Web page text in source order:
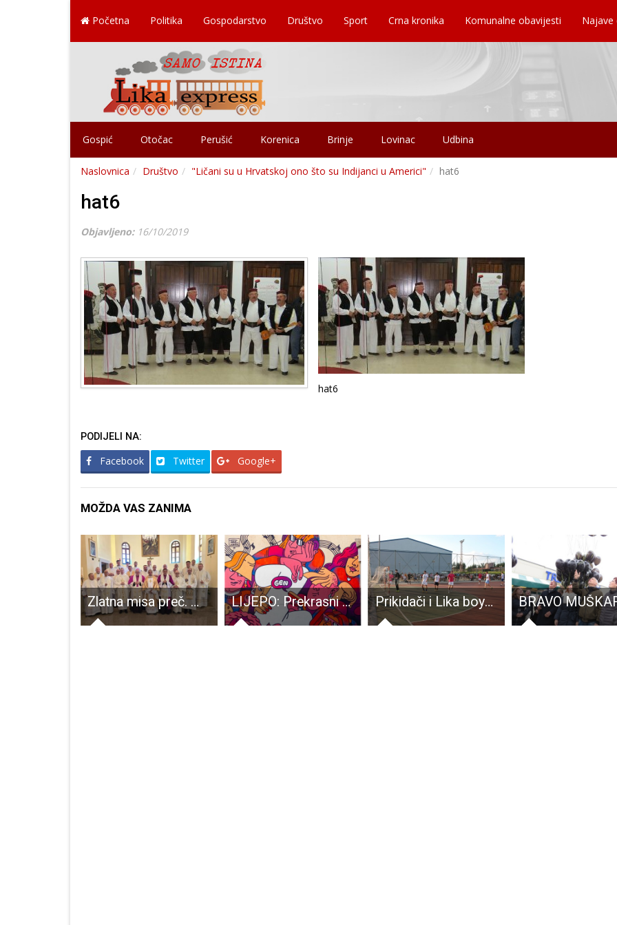
Početna Politika Gospodarstvo Društvo Sport Crna kronika Komunalne obavijesti Najave
Gospić Otočac Perušić Korenica Brinje Lovinac Udbina
Naslovnica Društvo "Ličani su u Hrvatskoj ono što su Indijanci u Americi" hat6
hat6
Objavljeno: 16/10/2019
hat6
PODIJELI NA:
Facebook Twitter Google+
MOŽDA VAS ZANIMA
Zlatna misa preč. Mile Šajfara: Pola stoljeća vjernoga služenja Kristu i Crkvi LIJEPO: Prekrasni mural autorice Tee Jurišić krasi gospićko šetalište!!! Prikidači i Lika boysi u finalu